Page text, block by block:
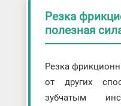
Резка
полезная
Резка
от других
зубчатым